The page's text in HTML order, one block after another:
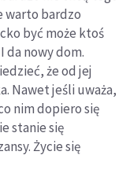
warto bardzo
być może ktoś
da nowy dom.
że od jej
Nawet jeśli uważa,
nim dopiero się
stanie się
Życie się